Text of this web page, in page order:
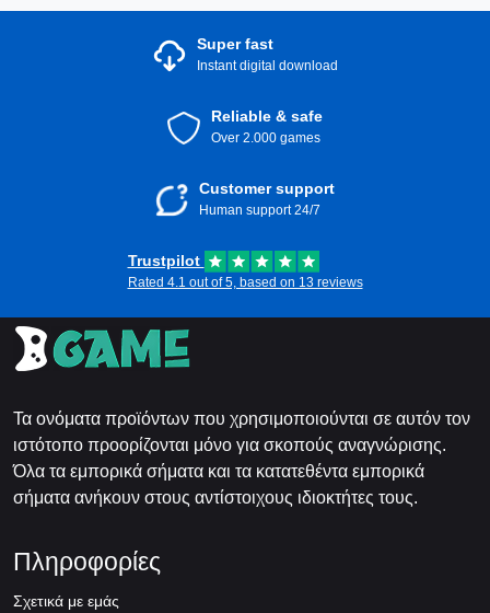
Super fast
Instant digital download
Reliable & safe
Over 2.000 games
Customer support
Human support 24/7
Trustpilot
Rated 4.1 out of 5, based on 13 reviews
Τα ονόματα προϊόντων που χρησιμοποιούνται σε αυτόν τον
ιστότοπο προορίζονται μόνο για σκοπούς αναγνώρισης.
Όλα τα εμπορικά σήματα και τα κατατεθέντα εμπορικά
σήματα ανήκουν στους αντίστοιχους ιδιοκτήτες τους.
Πληροφορίες
Σχετικά με εμάς